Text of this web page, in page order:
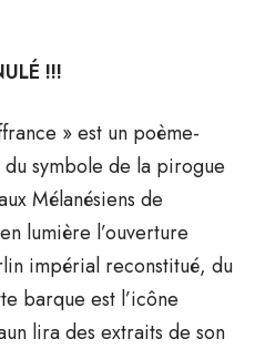
!!!
» est un poème-
symbole de la pirogue
Mélanésiens de
lumière l’ouverture
impérial reconstitué, du
barque est l’icône
lira des extraits de son